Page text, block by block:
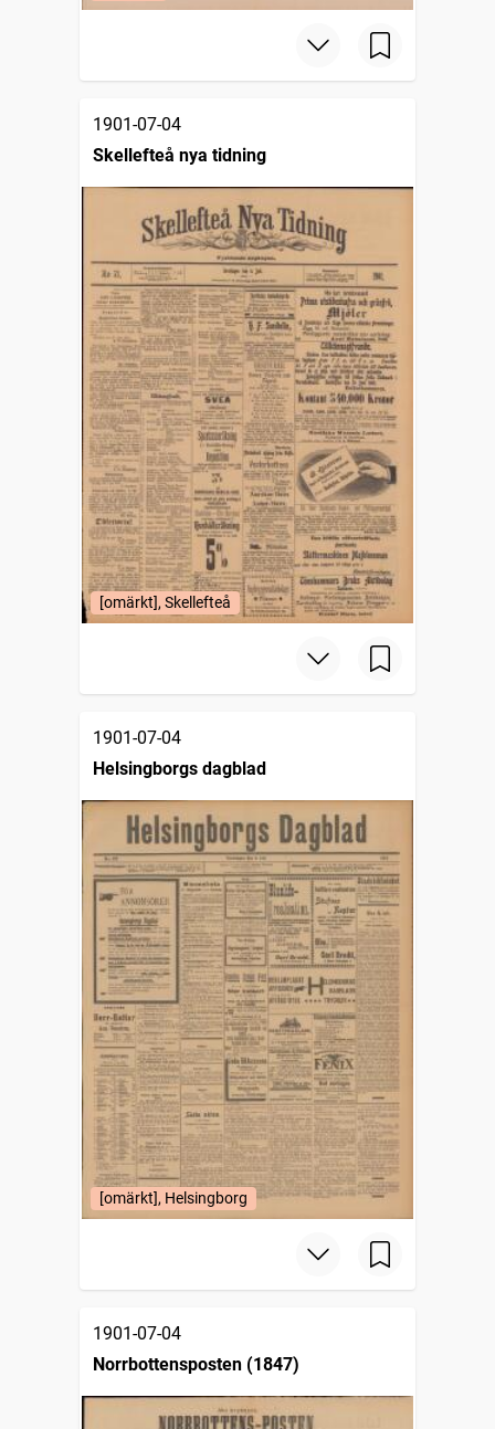
1901-07-04
Skellefteå nya tidning
[omärkt], Skellefteå
1901-07-04
Helsingborgs dagblad
[omärkt], Helsingborg
1901-07-04
Norrbottensposten (1847)